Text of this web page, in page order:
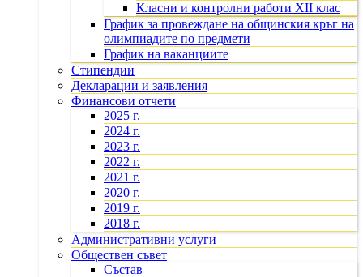
Класни и контролни работи XII клас
График за провеждане на общинския кръг на
олимпиадите по предмети
График на ваканциите
Стипендии
Декларации и заявления
Финансови отчети
2025 г.
2024 г.
2023 г.
2022 г.
2021 г.
2020 г.
2019 г.
2018 г.
Административни услуги
Обществен съвет
Състав